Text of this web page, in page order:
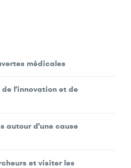
médicales
l’innovation et de
autour d’une cause
et visiter les